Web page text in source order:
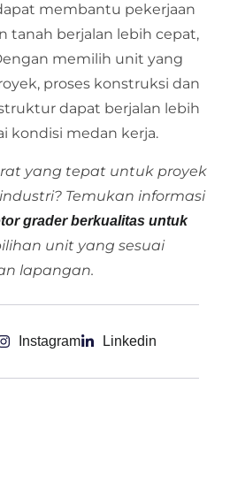
membantu pekerjaan
tanah berjalan lebih cepat,
memilih unit yang
proses konstruksi dan
dapat berjalan lebih
kondisi medan kerja.
yang tepat untuk proyek
Temukan informasi
grader berkualitas untuk
unit yang sesuai
lapangan.
Instagram Linkedin